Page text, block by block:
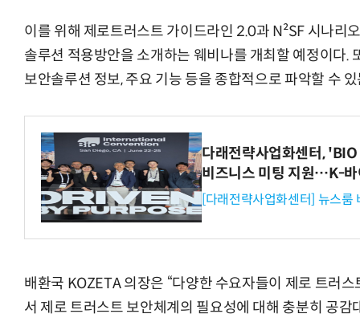
이를 위해 제로트러스트 가이드라인 2.0과 N²SF 시나리
솔루션 적용방안을 소개하는 웨비나를 개최할 예정이다.
보안솔루션 정보, 주요 기능 등을 종합적으로 파악할 수
다래전략사업화센터,
비즈니스 미팅 지원…K-바
[다래전략사업화센터] 뉴스룸
배환국 KOZETA 의장은 “다양한 수요자들이 제로 트러
서 제로 트러스트 보안체계의 필요성에 대해 충분히 공감